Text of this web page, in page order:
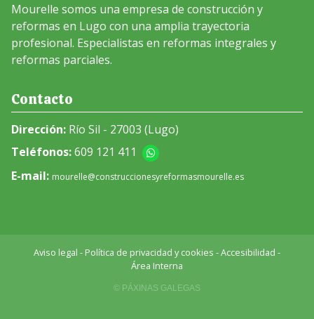
Mourelle somos una empresa de construcción y
reformas en Lugo con una amplia trayectoria
profesional. Especialistas en reformas integrales y
reformas parciales.
Contacto
Dirección: Río Sil - 27003 (Lugo)
Teléfonos:609 121 411
E-mail: mourelle@construccionesyreformasmourelle.es
Aviso legal - Política de privacidad y cookies -Accesibilidad -
Área Interna
© PÁXINAS GALEGAS